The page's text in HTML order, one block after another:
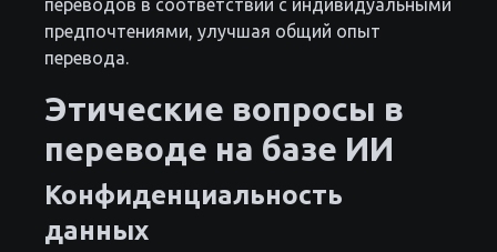
переводов в соответствии с индивидуальными
предпочтениями, улучшая общий опыт
перевода.
Этические вопросы в
переводе на базе ИИ
Конфиденциальность
данных